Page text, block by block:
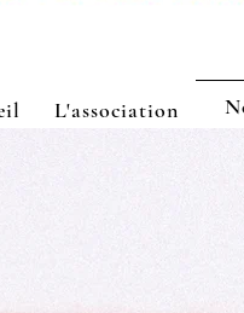
L'association